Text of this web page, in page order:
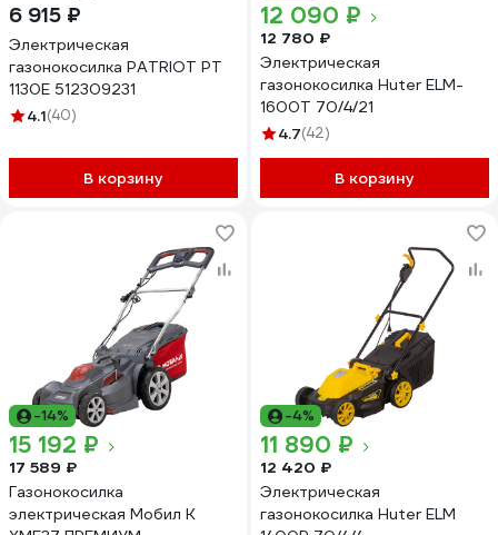
6 915 ₽
Электрическая
газонокосилка PATRIOT PT
1130E 512309231
4.1(40)
В корзину
12 090 ₽
12 780 ₽
Электрическая
газонокосилка Huter ELM-
1600T 70/4/21
4.7(42)
В корзину
-14%
15 192 ₽
17 589 ₽
Газонокосилка
электрическая Мобил К
-4%
11 890 ₽
12 420 ₽
Электрическая
газонокосилка Huter ELM